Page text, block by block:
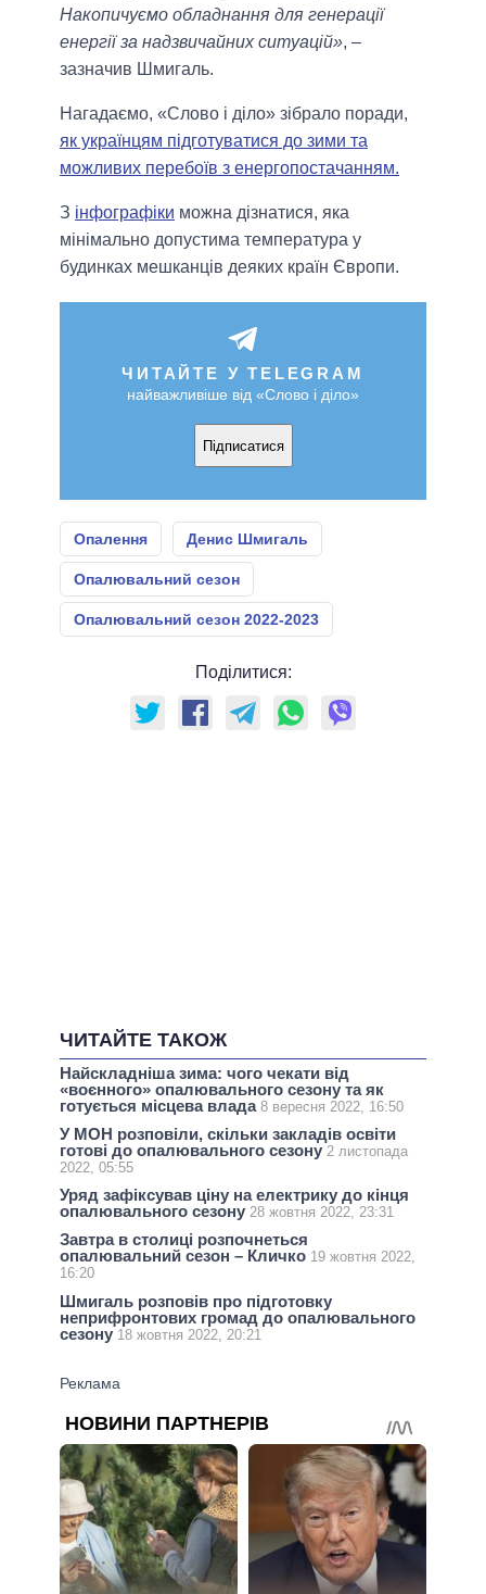
Накопичуємо обладнання для генерації
енергії за надзвичайних ситуацій», –
зазначив Шмигаль.
Нагадаємо, «Слово і діло» зібрало поради,
як українцям підготуватися до зими та
можливих перебоїв з енергопостачанням.
З інфографіки можна дізнатися, яка
мінімально допустима температура у
будинках мешканців деяких країн Європи.
ЧИТАЙТЕ У TELEGRAM
найважливіше від «Слово і діло»
Підписатися
Опалення Денис Шмигаль
Опалювальний сезон
Опалювальний сезон 2022-2023
Поділитися:
ЧИТАЙТЕ ТАКОЖ
Найскладніша зима: чого чекати від
«воєнного» опалювального сезону та як
готується місцева влада 8 вересня 2022, 16:50
У МОН розповіли, скільки закладів освіти
готові до опалювального сезону 2 листопада
2022, 05:55
Уряд зафіксував ціну на електрику до кінця
опалювального сезону 28 жовтня 2022, 23:31
Завтра в столиці розпочнеться
опалювальний сезон – Кличко 19 жовтня 2022,
16:20
Шмигаль розповів про підготовку
неприфронтових громад до опалювального
сезону 18 жовтня 2022, 20:21